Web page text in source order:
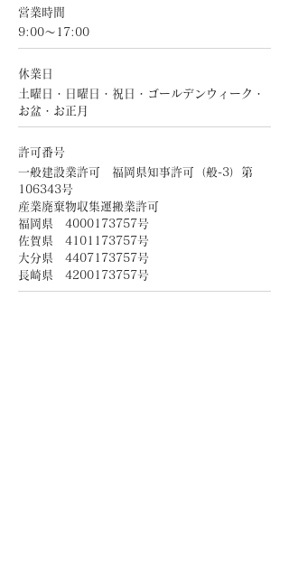
​営業時間
9:00～17:00
休業日
土曜日・日曜日・祝日・ゴールデンウィーク・
お盆・お正月
許可番号
一般建設業許可 福岡県知事許可（般-3）第
106343号
産業廃棄物収集運搬業許可
福岡県 4000173757号
佐賀県 4101173757号
大分県 4407173757号
長崎県 4200173757号